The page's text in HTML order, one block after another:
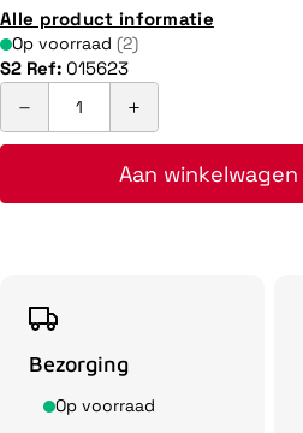
Alle product informatie
Op voorraad (2)
S2 Ref: 015623
Aan
Bezorging
Op voorraad